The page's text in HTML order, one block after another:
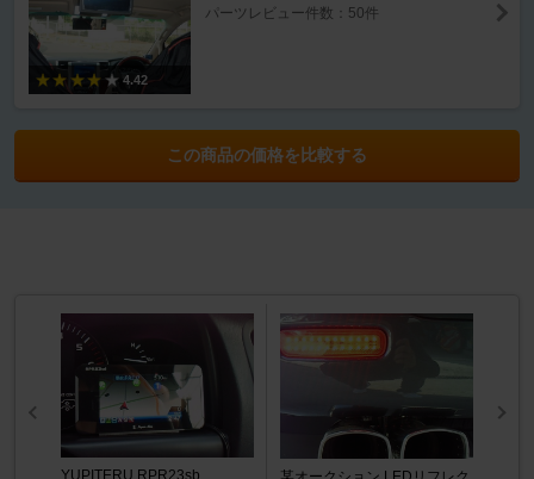
4.42
パーツレビュー件数：50件
この商品の価格を比較する